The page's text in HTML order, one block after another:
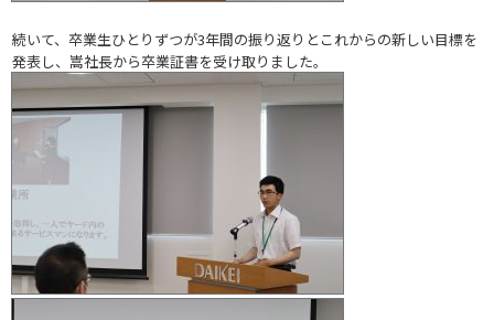
続いて、卒業生ひとりずつが3年間の振り返りとこれからの新しい目標を
発表し、嵩社長から卒業証書を受け取りました。